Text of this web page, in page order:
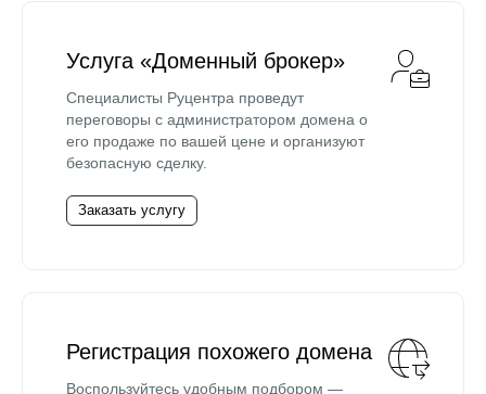
Услуга «Доменный брокер»
Специалисты Руцентра проведут
переговоры с администратором домена о
его продаже по вашей цене и организуют
безопасную сделку.
Заказать услугу
Регистрация похожего домена
Воспользуйтесь удобным подбором —